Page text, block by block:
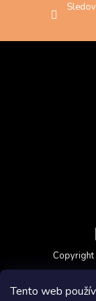
Tento web